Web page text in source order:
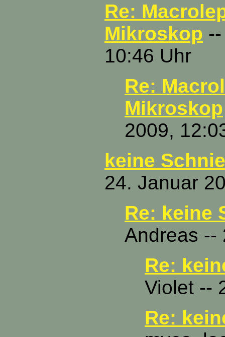
Re:
Mikroskop
10:46 Uhr
Re:
Mikroskop
2009,
keine
24. Januar
Re: keine
Andreas --
Re:
Violet --
Re: